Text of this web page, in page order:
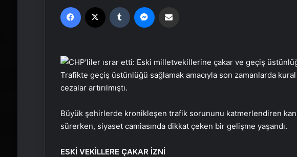
Facebook Tumblr
Trafikte geçiş üstünlüğü sağlamak amacıyla son zamanlarda kural
cezalar artırılmıştı.
Büyük şehirlerde kronikleşen trafik sorununu katmerlendiren
sürerken, siyaset camiasında dikkat çeken bir gelişme yaşandı.
ESKİ VEKİLLERE ÇAKAR İZNİ